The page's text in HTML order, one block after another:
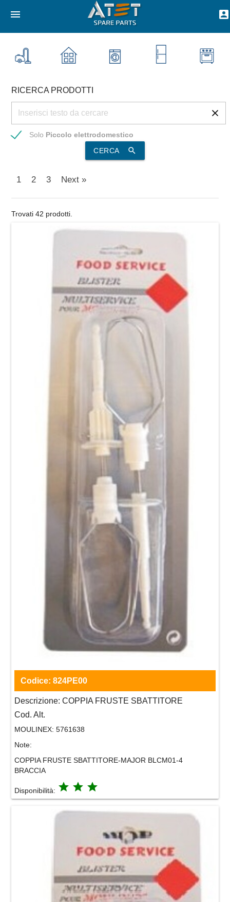
menu account_box
RICERCA PRODOTTI
Solo Piccolo elettrodomestico
CERCA
search
1 2 3 Next »
Trovati 42 prodotti.
Codice: 824PE00
Descrizione: COPPIA FRUSTE SBATTITORE
Cod. Alt.
MOULINEX: 5761638
Note:
COPPIA FRUSTE SBATTITORE-MAJOR BLCM01-4
BRACCIA
Disponibilità: grade grade grade